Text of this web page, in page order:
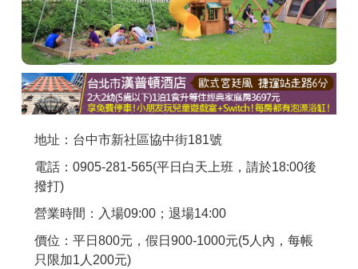
聯絡我們
APP下載
地址：台中市新社區協中街181號
電話：0905-281-565(平日白天上班，請於18:00後
撥打)
營業時間：入場09:00；退場14:00
價位：平日800元，假日900-1000元(5人內，每帳
只限加1人200元)